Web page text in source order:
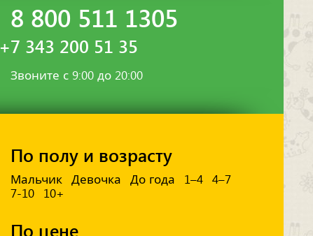
8 800 511 1305
+7 343 200 51 35
Звоните с 9:00 до 20:00
По полу и возрасту
Мальчик Девочка До года 1–4
4–7
7-10
10+
По цене